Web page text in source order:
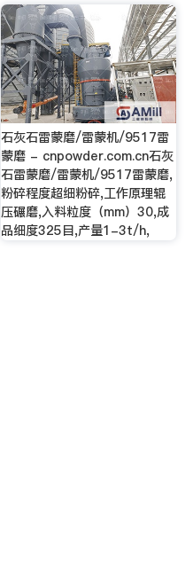
石灰石雷蒙磨/雷蒙机/9517雷
蒙磨 - cnpowder.com.cn石灰
石雷蒙磨/雷蒙机/9517雷蒙磨,
粉碎程度超细粉碎,工作原理辊
压碾磨,入料粒度（mm）30,成
品细度325目,产量1-3t/h,